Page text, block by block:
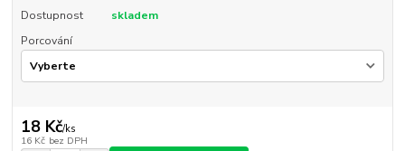
Dostupnost
skladem
Porcování
18 Kč/ks
16 Kč bez DPH